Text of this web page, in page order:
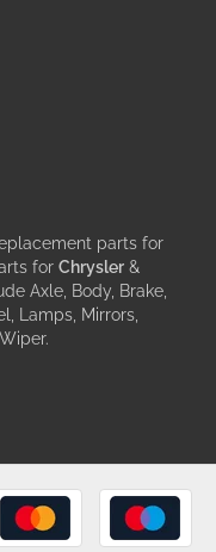
parts for
for Chrysler &
Axle, Body, Brake,
Lamps, Mirrors,